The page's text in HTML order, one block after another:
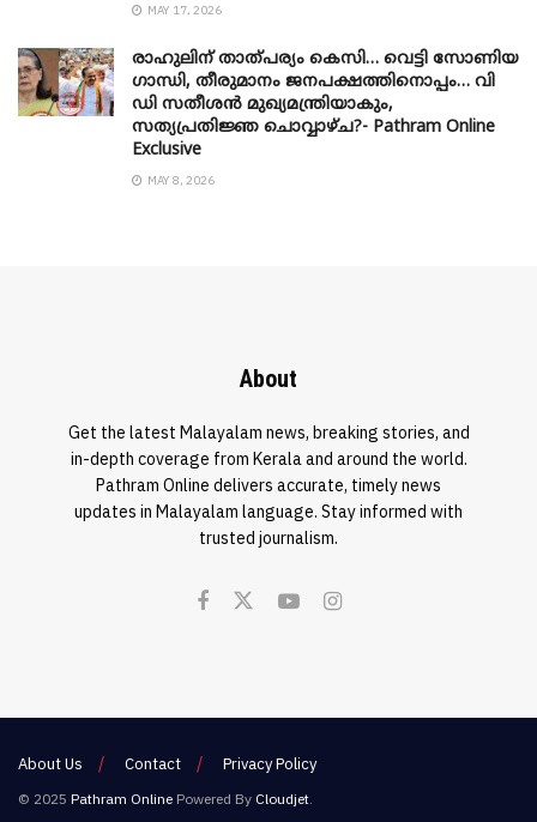
MAY 17, 2026
രാഹുലിന് താത്പര്യം കെസി… വെട്ടി സോണിയ
​ഗാന്ധി, തീരുമാനം ജനപക്ഷത്തിനൊപ്പം… വി
ഡി സതീശൻ മുഖ്യമന്ത്രിയാകും,
സത്യപ്രതിജ്ഞ ചൊവ്വാഴ്ച?- Pathram Online
Exclusive
MAY 8, 2026
About
Get the latest Malayalam news, breaking stories, and
in-depth coverage from Kerala and around the world.
Pathram Online delivers accurate, timely news
updates in Malayalam language. Stay informed with
trusted journalism.
About Us Contact Privacy Policy
© 2025 Pathram Online Powered By Cloudjet